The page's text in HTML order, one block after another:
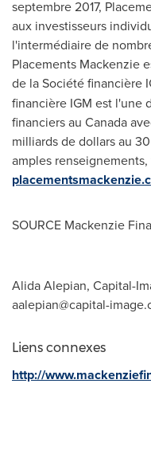
septembre 2017,
aux investisseurs
l'intermédiaire de
Placements Mackenzie
de la Société financière
financière IGM est l'une
financiers au Canada
milliards de dollars au
amples
SOURCE Mackenzie
Alida Alepian, Capital-
aalepian@capital-
Liens connexes
http://